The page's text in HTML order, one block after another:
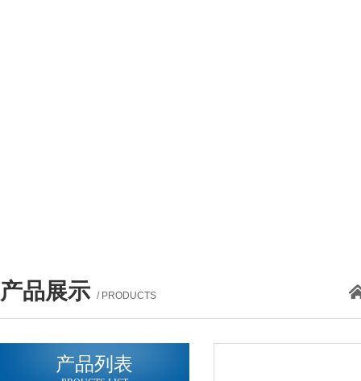
产品展示 / PRODUCTS
产品列表